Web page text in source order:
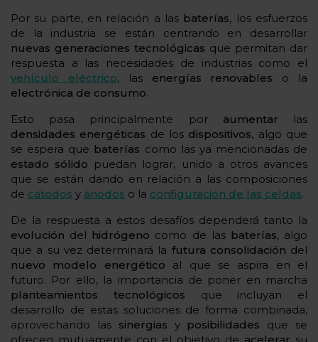
Por su parte, en relación a las baterías, los esfuerzos
de la industria se están centrando en desarrollar
nuevas generaciones tecnológicas que permitan dar
respuesta a las necesidades de industrias como el
vehículo eléctrico, las energías renovables o la
electrónica de consumo.
Esto pasa principalmente por aumentar las
densidades energéticas de los dispositivos, algo que
se espera que baterías como las ya mencionadas de
estado sólido puedan lograr, unido a otros avances
que se están dando en relación a las composiciones
de cátodos y ánodos o la configuración de las celdas.
De la respuesta a estos desafíos dependerá tanto la
evolución del hidrógeno como de las baterías, algo
que a su vez determinará la futura consolidación del
nuevo
modelo energético al que se aspira en el
futuro. Por ello, la importancia de poner en marcha
planteamientos
tecnológicos que incluyan el
desarrollo de estas soluciones de forma combinada,
aprovechando las sinergias y posibilidades que se